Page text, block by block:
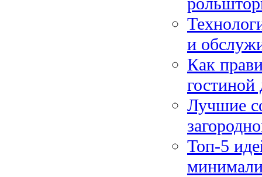
и
Как
Лучшие
Топ-5